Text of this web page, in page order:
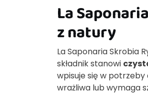
La
z natury
La Saponaria Skrobia
składnik stanowi
wpisuje się w potrzeby
wrażliwa lub wymaga